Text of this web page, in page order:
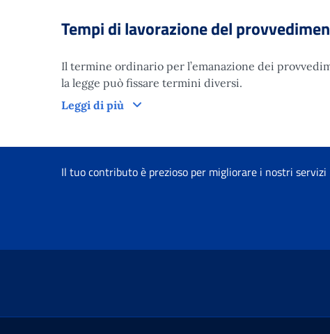
Tempi di lavorazione del
Il termine ordinario per l’emanazione dei
la legge può fissare termini diversi.
Leggi di più
Il tuo contributo è prezioso per migliorare i nostri servizi